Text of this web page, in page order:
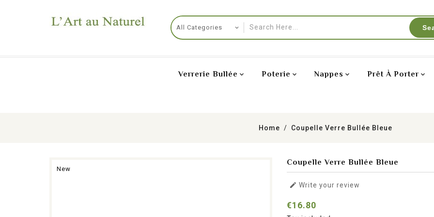
Verrerie Bullée Poterie Nappes Prêt À Porter
Home Coupelle Verre Bullée Bleue
New
Coupelle Verre Bullée Bleue
 Write your review
€16.80